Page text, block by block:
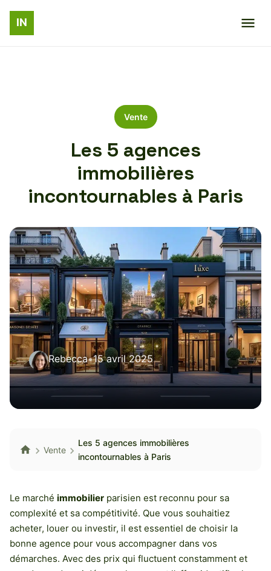
Vente
Les 5 agences
immobilières
incontournables à Paris
Rebecca•15 avril 2025
Vente
Les 5 agences immobilières
incontournables à Paris
Le marché immobilier parisien est reconnu pour sa
complexité et sa compétitivité. Que vous souhaitiez
acheter, louer ou investir, il est essentiel de choisir la
bonne agence pour vous accompagner dans vos
démarches. Avec des prix qui fluctuent constamment et